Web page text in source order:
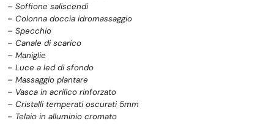
– Soffione saliscendi
– Colonna doccia idromassaggio
– Specchio
– Canale di scarico
– Maniglie
– Luce a led di sfondo
– Massaggio plantare
– Vasca in acrilico rinforzato
– Cristalli temperati oscurati 5mm
– Telaio in alluminio cromato